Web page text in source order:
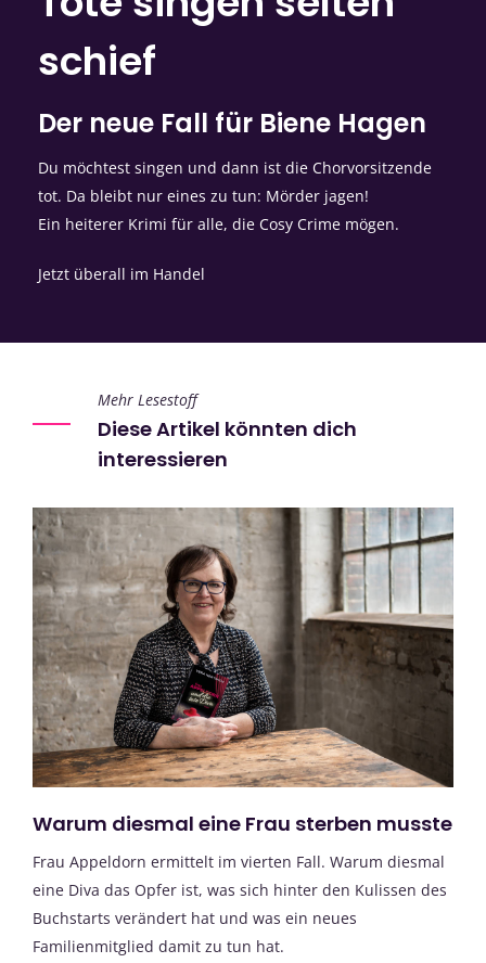
schief
Der neue Fall für Biene Hagen
Du möchtest singen und dann ist die Chorvorsitzende
tot. Da bleibt nur eines zu tun: Mörder jagen!
Ein heiterer Krimi für alle, die Cosy Crime mögen.
Jetzt überall im Handel
Mehr Lesestoff
Diese Artikel könnten dich
interessieren
Warum diesmal eine Frau sterben musste
Frau Appeldorn ermittelt im vierten Fall. Warum diesmal
eine Diva das Opfer ist, was sich hinter den Kulissen des
Buchstarts verändert hat und was ein neues
Familienmitglied damit zu tun hat.